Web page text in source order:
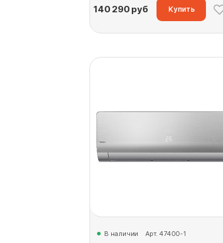
140 290 руб Купить
В наличии Арт. 47400-1